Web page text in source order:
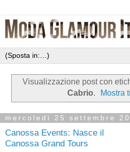
Visualizzazione post con
Cabrio. Mostra
mercoledì 25 settembre
Canossa Events: Nasce il
Canossa Grand Tours